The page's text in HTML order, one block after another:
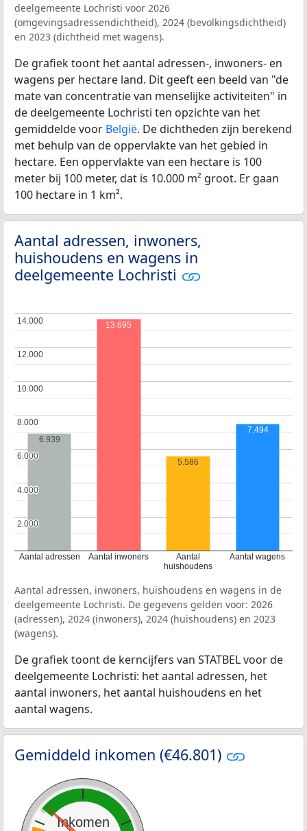
deelgemeente Lochristi voor 2026
(omgevingsadressendichtheid), 2024 (bevolkingsdichtheid)
en 2023 (dichtheid met wagens).
De grafiek toont het aantal adressen-, inwoners- en
wagens per hectare land. Dit geeft een beeld van "de
mate van concentratie van menselijke activiteiten" in
de deelgemeente Lochristi ten opzichte van het
gemiddelde voor België. De dichtheden zijn berekend
met behulp van de oppervlakte van het gebied in
hectare. Een oppervlakte van een hectare is 100
meter bij 100 meter, dat is 10.000 m² groot. Er gaan
100 hectare in 1 km².
Aantal adressen, inwoners,
huishoudens en wagens in
deelgemeente Lochristi
Aantal adressen Aantal inwoners
Aantal
huishoudens
Aantal wagens
2.000
2.000
4.000
4.000
6.000
6.000
8.000
8.000
10.000
10.000
12.000
12.000
14.000
14.000
6.939
13.695
5.586
7.494
Aantal adressen, inwoners, huishoudens en wagens in de
deelgemeente Lochristi. De gegevens gelden voor: 2026
(adressen), 2024 (inwoners), 2024 (huishoudens) en 2023
(wagens).
De grafiek toont de kerncijfers van STATBEL voor de
deelgemeente Lochristi: het aantal adressen, het
aantal inwoners, het aantal huishoudens en het
aantal wagens.
Gemiddeld inkomen (€46.801)
Inkomen